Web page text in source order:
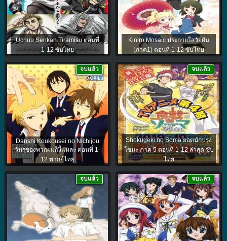
Uchuu Senkan Tiramisu ตอนที่
1-12 ซับไทย
Kiniro Mosaic ประกายใสวัยฝัน
(ภาค1) ตอนที่ 1-12 ซับไทย
Danshi Koukousei no Nichijou
วันๆของพวกผมก็งี้แหละ ตอนที่ 1-
12 พากย์ไทย
จบแล้ว
Shokugeki no Soma ยอดนักปรุง
โซมะ ภาค 5 ตอนที่ 1-12 ล่าสุด ซับ
ไทย
จบแล้ว
จบแล้ว จบแล้ว